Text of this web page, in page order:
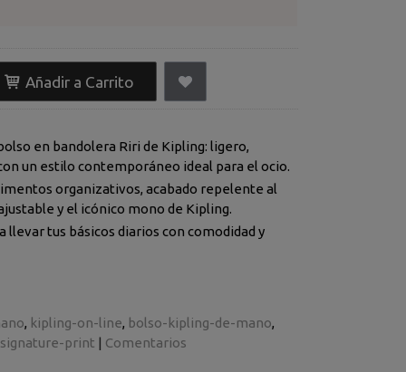
Añadir a Carrito
en bandolera Riri de Kipling: ligero,
un estilo contemporáneo ideal para el ocio.
organizativos, acabado repelente al
y el icónico mono de Kipling.
llevar tus básicos diarios con comodidad y
kipling-on-line bolso-kipling-de-mano
print | Comentarios